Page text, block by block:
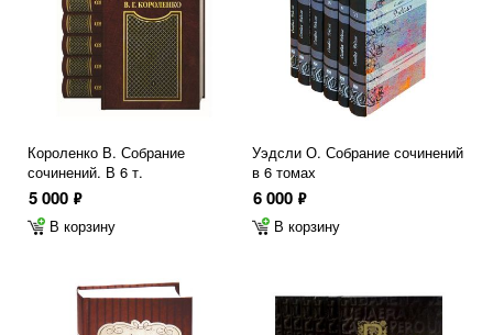
Короленко В. Собрание
сочинений. В 6 т.
5 000 ф
В корзину
Уэдсли О. Собрание сочинений
в 6 томах
6 000 ф
В корзину